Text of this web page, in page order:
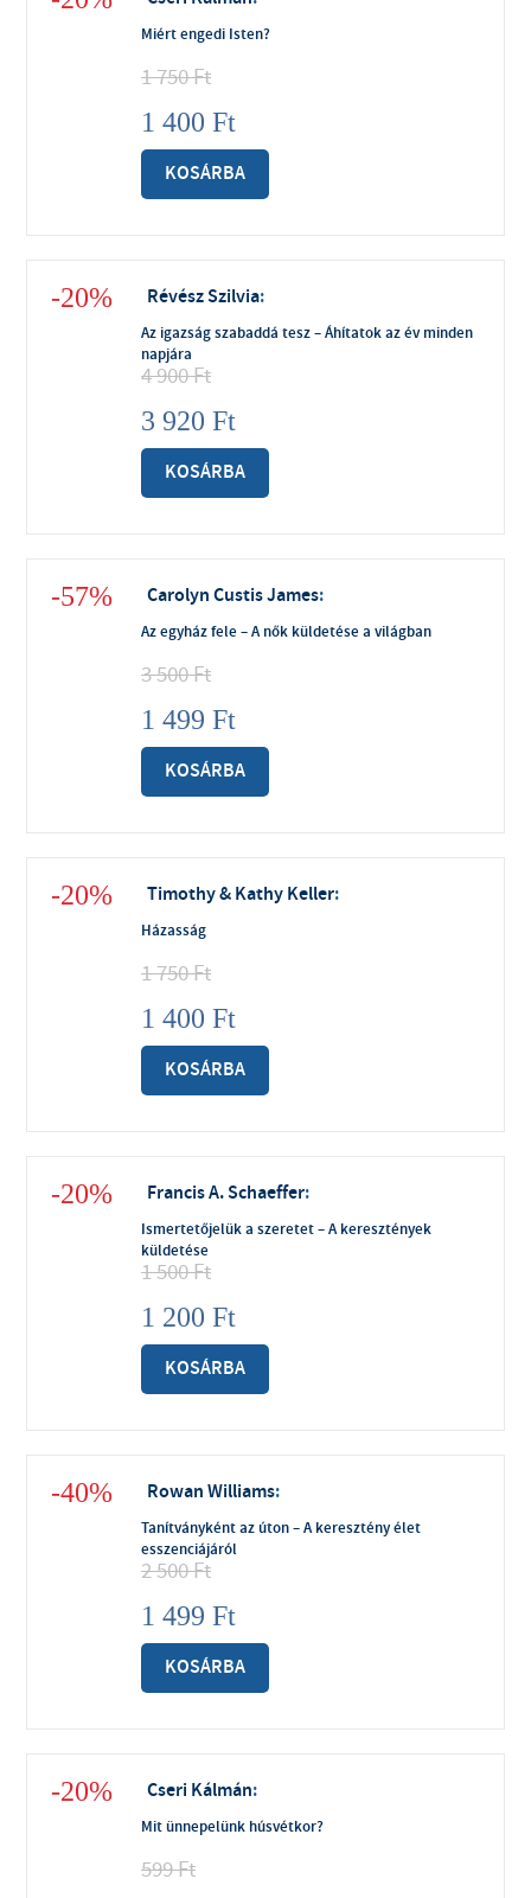
Miért engedi Isten?
1 750Ft
1 400 Ft
KOSÁRBA
-20% Révész Szilvia:
Az igazság szabaddá tesz – Áhítatok az év minden
napjára
4 900Ft
3 920 Ft
KOSÁRBA
-57% Carolyn Custis James:
Az egyház fele – A nők küldetése a világban
3 500Ft
1 499 Ft
KOSÁRBA
-20% Timothy & Kathy Keller:
Házasság
1 750Ft
1 400 Ft
KOSÁRBA
-20% Francis A. Schaeffer:
Ismertetőjelük a szeretet – A keresztények
küldetése
1 500Ft
1 200 Ft
KOSÁRBA
-40% Rowan Williams:
Tanítványként az úton – A keresztény élet
esszenciájáról
2 500Ft
1 499 Ft
KOSÁRBA
-20% Cseri Kálmán:
Mit ünnepelünk húsvétkor?
599Ft